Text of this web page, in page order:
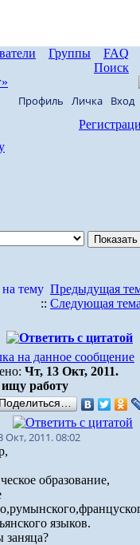
Группы
FAQ
Поиск
Профиль Личка Вход
Предыдущая
:: Следующая
Чт, 13 Окт, 2011.
ищу работу
Окт, 2011. 08:02
образование,
языков.
заняца?